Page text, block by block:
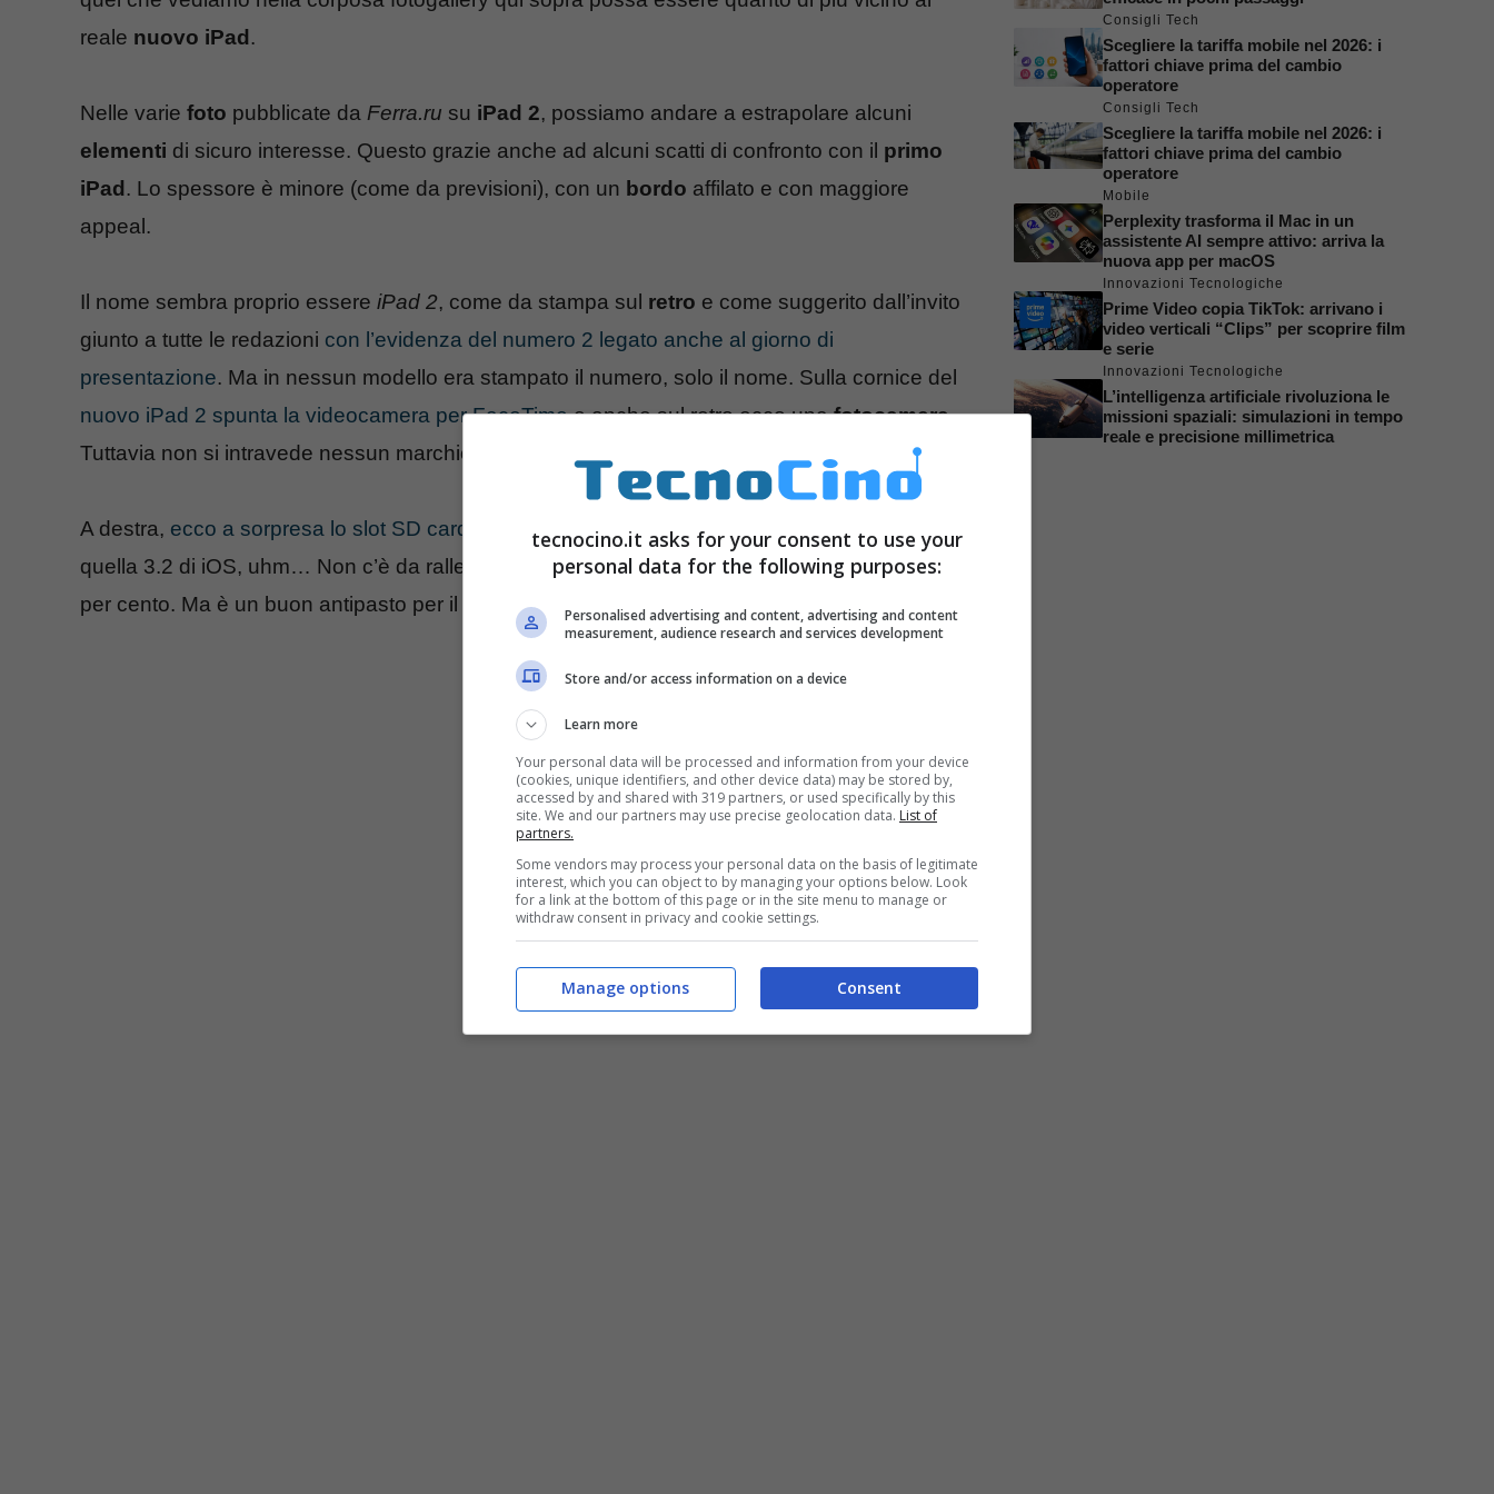
reale nuovo iPad .
Nelle varie foto pubblicate da Ferra.ru su iPad 2, possiamo andare a estrapolare alcuni
elementi di sicuro interesse. Questo grazie anche ad alcuni scatti di confronto con il primo
iPad . Lo spessore è minore (come da previsioni), con un bordo affilato e con maggiore
appeal.
Il nome sembra proprio essere iPad 2, come da stampa sul retro e come suggerito dall’invito
giunto a tutte le redazioni con l’evidenza del numero 2 legato anche al giorno di
presentazione. Ma in nessun modello era stampato il numero, solo il nome. Sulla cornice del
nuovo iPad 2 spunta la videocamera per FaceTimee anche sul retro ecco unafotocamera.
Tuttavia non si intravede nessun marchio di
A destra, ecco a sorpresa lo slot SD card per espandere la memoria interfaccia sembra
quella 3.2 di iOS, uhm… Non c’è da rallegrarsi troppo perché il rischiobufalaè vicino al 100
per cento. Ma è un buon antipasto per il prossimo
mercoledi
Consigli Tech
Scegliere la tariffa mobile nel 2026: i
fattori chiave prima del cambio
operatore
Consigli Tech
Scegliere la tariffa mobile nel 2026: i
fattori chiave prima del cambio
operatore
Mobile
Perplexity trasforma il Mac in un
assistente AI sempre attivo: arriva la
nuova app per macOS
Innovazioni Tecnologiche
Prime Video copia TikTok: arrivano i
video verticali “Clips” per scoprire film
e serie
Innovazioni Tecnologiche
L’intelligenza artificiale rivoluziona le
missioni spaziali: simulazioni in tempo
reale e precisione millimetrica
tecnocino.it asks for your consent to use your
personal data for the following purposes:
Personalised advertising and content, advertising and content
measurement, audience research and services development
Store and/or access information on a device
Learn more
Your personal data will be processed and information from your device
(cookies, unique identifiers, and other device data) may be stored by,
accessed by and shared with 319 partners, or used specifically by this
site. We and our partners may use precise geolocation data. List of
partners.
Some vendors may process your personal data on the basis of legitimate
interest, which you can object to by managing your options below. Look
for a link at the bottom of this page or in the site menu to manage or
withdraw consent in privacy and cookie settings.
Consent
Manage options